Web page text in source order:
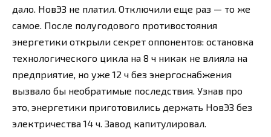
дало. НовЭЗ не платил. Отключили еще раз — то же
самое. После полугодового противостояния
энергетики открыли секрет оппонентов: остановка
технологического цикла на 8 ч никак не влияла на
предприятие, но уже 12 ч без энергоснабжения
вызвало бы необратимые последствия. Узнав про
это, энергетики приготовились держать НовЭЗ без
электричества 14 ч. Завод капитулировал.